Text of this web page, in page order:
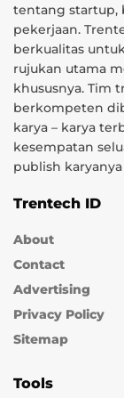
tentang startup,
pekerjaan.
berkualitas
rujukan utama
khususnya. Tim
berkompeten
karya – karya
kesempatan
publish
Trentech ID
About
Contact
Advertising
Privacy Policy
Sitemap
Tools